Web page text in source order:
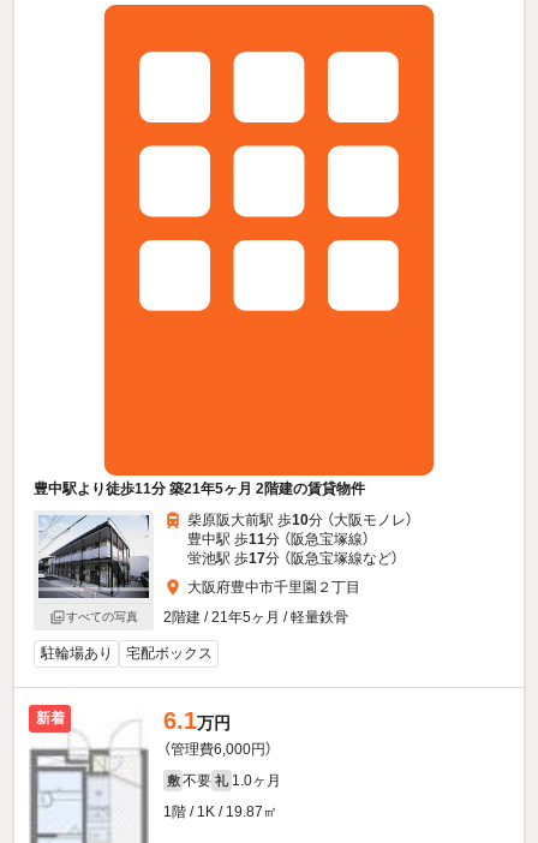
豊中駅より徒歩11分 築21年5ヶ月 2階建の賃貸物件
すべての写真
柴原阪大前駅 歩10分 （大阪モノレ）
豊中駅 歩11分 （阪急宝塚線）
蛍池駅 歩17分 （阪急宝塚線など）
大阪府豊中市千里園２丁目
2階建 / 21年5ヶ月 / 軽量鉄骨
駐輪場あり 宅配ボックス
新着 6.1万円
（管理費6,000円）
敷 不要 礼 1.0ヶ月
1階 / 1K / 19.87㎡